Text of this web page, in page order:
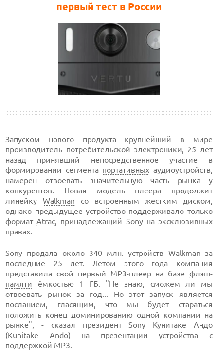
первый тест в России
Запуском нового продукта крупнейший в мире
производитель потребительской электроники, 25 лет
назад принявший непосредственное участие в
формировании сегмента портативных аудиоустройств,
намерен отвоевать значительную часть рынка у
конкурентов. Новая модель плеера продолжит
линейкуWalkman со встроенным жестким диском,
однако предыдущее устройство поддерживало только
форматAtrac, принадлежащий Sony на эксклюзивных
правах.
Sony продала около 340 млн. устройств Walkman за
последние 25 лет. Летом этого года компания
представила свой первый MP3-плеер на базе флэш-
памяти ёмкостью 1 ГБ. "Не знаю, сможем ли мы
отвоевать рынок за год... Но этот запуск является
посланием, гласящим, что мы будет стараться
положить конец доминированию одной компании на
рынке", - сказал президент Sony Кунитаке Андо
(Kunitake Ando) на презентации устройства с
поддержкой MP3.